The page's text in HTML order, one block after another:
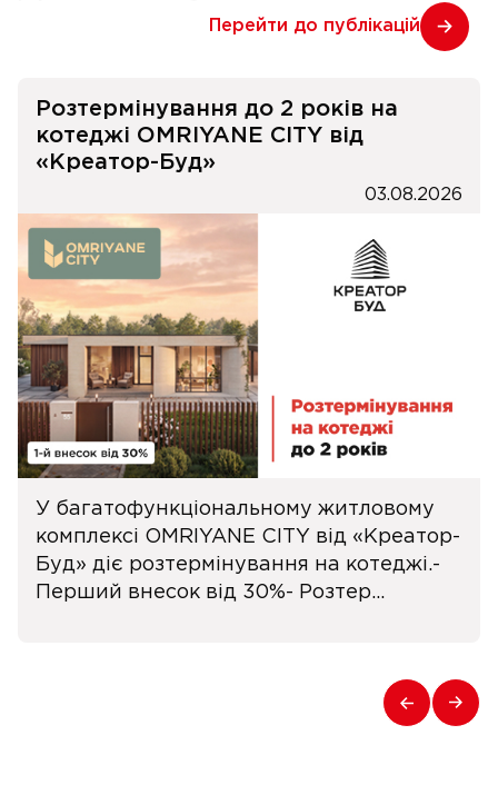
Перейти до публікацій
Розтермінування до 2 років на
котеджі OMRIYANE CITY від
«Креатор-Буд»
03.08.2026
У багатофункціональному житловому
комплексі OMRIYANE CITY від «Креатор-
Буд» діє розтермінування на котеджі.-
Перший внесок від 30%- Розтер...